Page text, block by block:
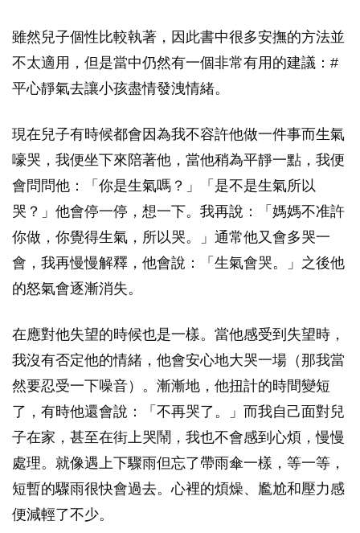
雖然兒子個性比較執著，因此書中很多安撫的方法並
不太適用，但是當中仍然有一個非常有用的建議：#
平心靜氣去讓小孩盡情發洩情緒。
現在兒子有時候都會因為我不容許他做一件事而生氣
嚎哭，我便坐下來陪著他，當他稍為平靜一點，我便
會問問他：「你是生氣嗎？」「是不是生氣所以
哭？」他會停一停，想一下。我再說：「媽媽不准許
你做，你覺得生氣，所以哭。」通常他又會多哭一
會，我再慢慢解釋，他會說：「生氣會哭。」之後他
的怒氣會逐漸消失。
在應對他失望的時候也是一樣。當他感受到失望時，
我沒有否定他的情緒，他會安心地大哭一場（那我當
然要忍受一下噪音）。漸漸地，他扭計的時間變短
了，有時他還會說：「不再哭了。」而我自己面對兒
子在家，甚至在街上哭鬧，我也不會感到心煩，慢慢
處理。就像遇上下驟雨但忘了帶雨傘一樣，等一等，
短暫的驟雨很快會過去。心裡的煩燥、尷尬和壓力感
便減輕了不少。